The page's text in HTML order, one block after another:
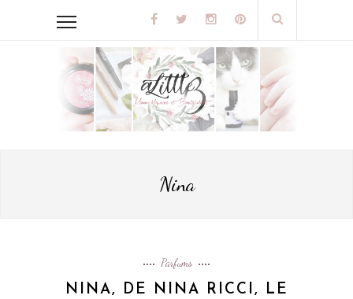
Nina
Parfums
NINA, DE NINA RICCI, LE